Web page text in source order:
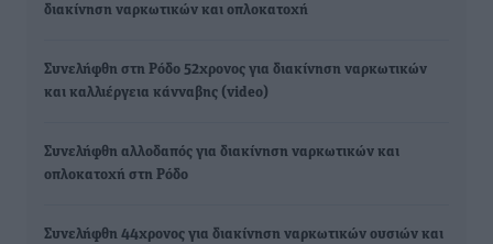
διακίνηση ναρκωτικών και οπλοκατοχή
Συνελήφθη στη Ρόδο 52χρονος για διακίνηση ναρκωτικών
και καλλιέργεια κάνναβης (video)
Συνελήφθη αλλοδαπός για διακίνηση ναρκωτικών και
οπλοκατοχή στη Ρόδο
Συνελήφθη 44χρονος για διακίνηση ναρκωτικών ουσιών και